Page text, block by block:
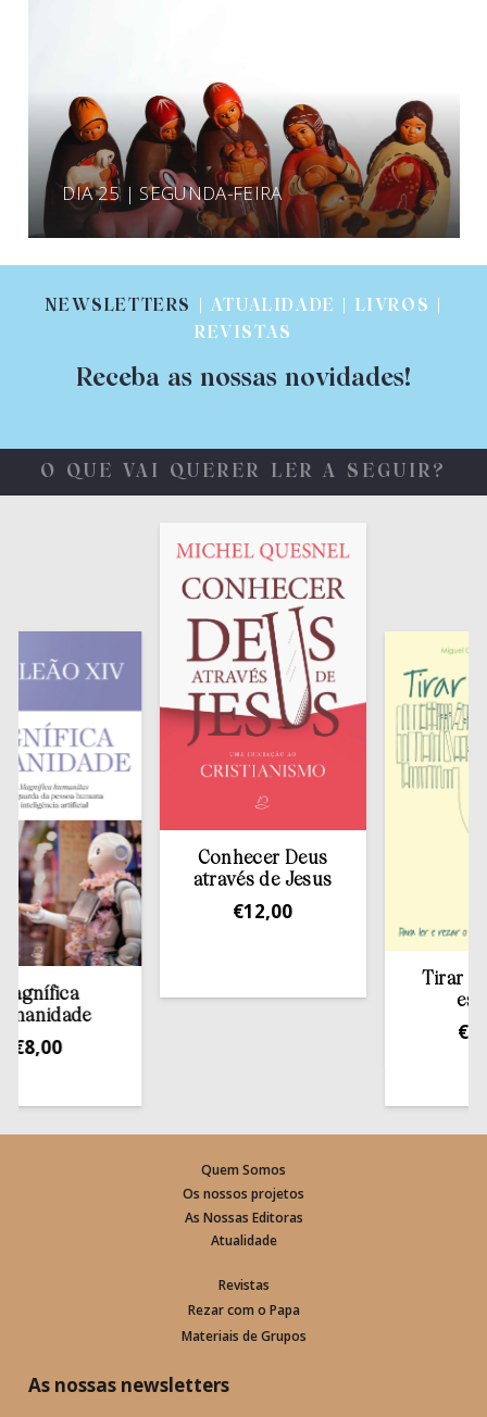
DIA 25 | SEGUNDA-FEIRA
NEWSLETTERS
| ATUALIDADE | LIVROS |
REVISTAS
Receba as nossas novidades!
O QUE VAI QUERER LER A SEGUIR?
Conhecer Deus
através de Jesus
12,00
Tirar a
estante
13,50
Quem Somos
Os nossos projetos
As Nossas Editoras
Atualidade
Revistas
Rezar com o Papa
Materiais de Grupos
As nossas newsletters